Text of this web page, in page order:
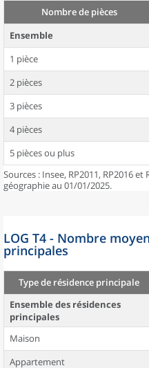
Nombre de pièces
Ensemble
1 pièce
2 pièces
3 pièces
4 pièces
5 pièces ou plus
Sources : Insee, RP2011, RP2016
géographie au 01/01/2025.
LOG T4 - Nombre
principales
Type de résidence principale
Ensemble des résidences
principales
Maison
Appartement